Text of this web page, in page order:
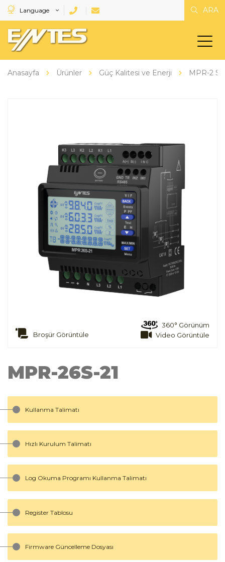
Language ARA
Anasayfa Ürünler Güç Kalitesi ve Enerji MPR-2
Broşür Görüntüle
360° Görünüm
Video Görüntüle
MPR-26S-21
Kullanma Talimatı
Hızlı Kurulum Talimatı
Log Okuma Programı Kullanma Talimatı
Register Tablosu
Firmware Güncelleme Dosyası